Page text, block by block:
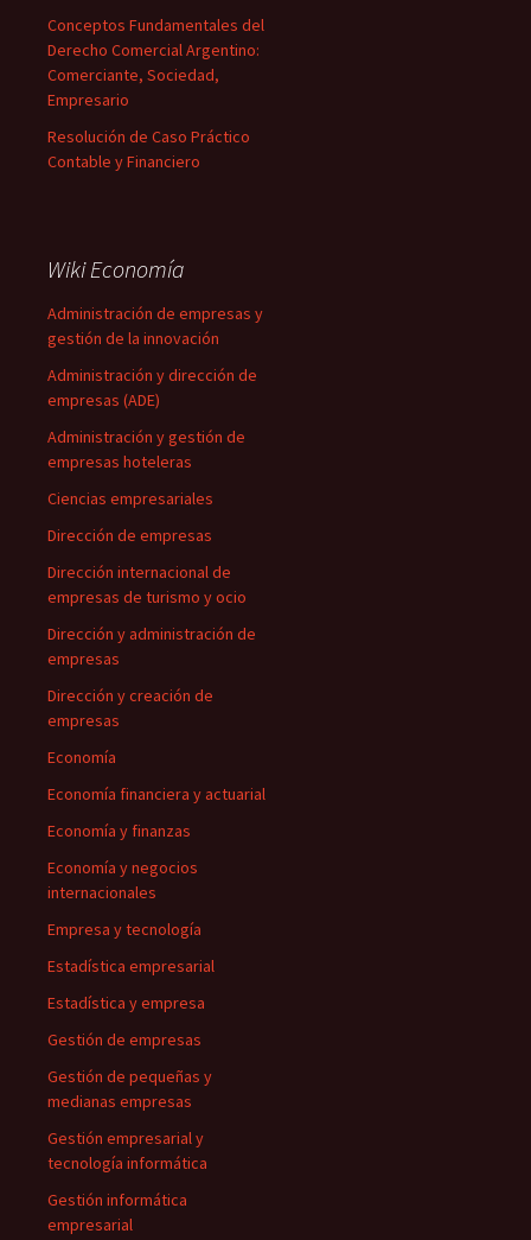
Conceptos Fundamentales del
Derecho Comercial Argentino:
Comerciante, Sociedad,
Empresario
Resolución de Caso Práctico
Contable y Financiero
Wiki Economía
Administración de empresas y
gestión de la innovación
Administración y dirección de
empresas (ADE)
Administración y gestión de
empresas hoteleras
Ciencias empresariales
Dirección de empresas
Dirección internacional de
empresas de turismo y ocio
Dirección y administración de
empresas
Dirección y creación de
empresas
Economía
Economía financiera y actuarial
Economía y finanzas
Economía y negocios
internacionales
Empresa y tecnología
Estadística empresarial
Estadística y empresa
Gestión de empresas
Gestión de pequeñas y
medianas empresas
Gestión empresarial y
tecnología informática
Gestión informática
empresarial